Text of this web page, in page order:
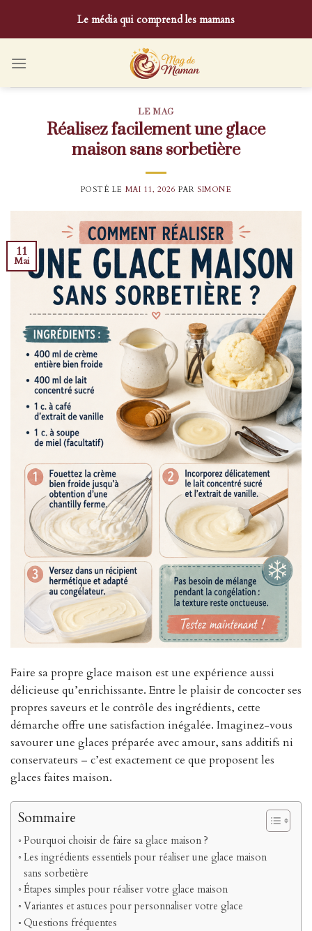
content
Le média qui comprend les mamans
LE MAG
Réalisez facilement une glace
maison sans sorbetière
POSTÉ LE MAI 11, 2026 PAR SIMONE
11
Mai
Faire sa propre glace maison est une expérience aussi
délicieuse qu’enrichissante. Entre le plaisir de concocter ses
propres saveurs et le contrôle des ingrédients, cette
démarche offre une satisfaction inégalée. Imaginez-vous
savourer une glaces préparée avec amour, sans additifs ni
conservateurs – c’est exactement ce que proposent les
glaces faites maison.
Sommaire
Pourquoi choisir de faire sa glace maison ?
Les ingrédients essentiels pour réaliser une glace maison
sans sorbetière
Étapes simples pour réaliser votre glace maison
Variantes et astuces pour personnaliser votre glace
Questions fréquentes